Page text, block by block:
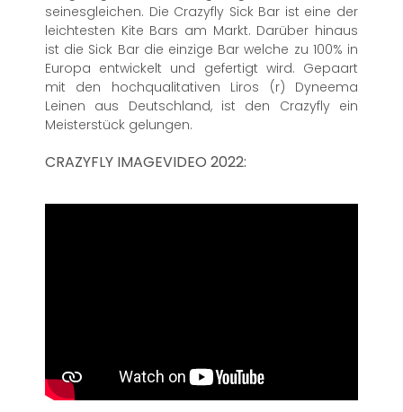
seinesgleichen. Die Crazyfly Sick Bar ist eine der
leichtesten Kite Bars am Markt. Darüber hinaus
ist die Sick Bar die einzige Bar welche zu 100% in
Europa entwickelt und gefertigt wird. Gepaart
mit den hochqualitativen Liros (r) Dyneema
Leinen aus Deutschland, ist den Crazyfly ein
Meisterstück gelungen.
CRAZYFLY IMAGEVIDEO 2022: